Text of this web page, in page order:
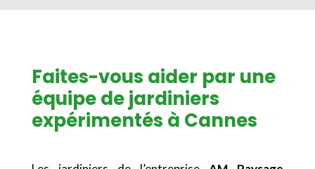
Faites-vous aider par une
équipe de jardiniers
expérimentés à Cannes